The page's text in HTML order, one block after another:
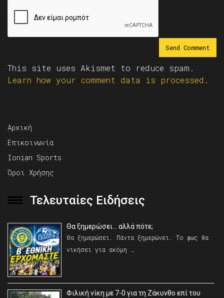
This site uses Akismet to reduce spam.
Learn how your comment data is processed.
Αρχική
Επικοινωνία
Ionian Sports
Όροι Χρήσης
Τελευταίες Ειδήσεις
Θα ξημερώσει… αλλά πότε;
Θα ξημερώσει. Πάντα ξημερώνει. Το φως θα
νικήσει για ακόμη …
Φιλική νίκη με 7-0 για τη Ζάκυνθο επί του